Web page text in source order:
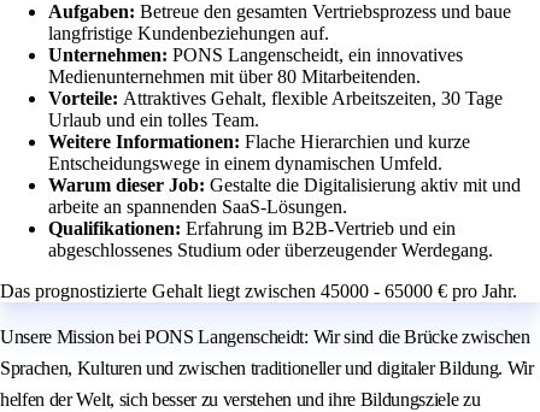
Aufgaben: Betreue den gesamten Vertriebsprozess und baue
langfristige Kundenbeziehungen auf.
Unternehmen: PONS Langenscheidt, ein innovatives
Medienunternehmen mit über 80 Mitarbeitenden.
Vorteile: Attraktives Gehalt, flexible Arbeitszeiten, 30 Tage
Urlaub und ein tolles Team.
Weitere Informationen: Flache Hierarchien und kurze
Entscheidungswege in einem dynamischen Umfeld.
Warum dieser Job: Gestalte die Digitalisierung aktiv mit und
arbeite an spannenden SaaS-Lösungen.
Qualifikationen: Erfahrung im B2B-Vertrieb und ein
abgeschlossenes Studium oder überzeugender Werdegang.
Das prognostizierte Gehalt liegt zwischen 45000 - 65000 € pro Jahr.
Unsere Mission bei PONS Langenscheidt: Wir sind die Brücke zwischen
Sprachen, Kulturen und zwischen traditioneller und digitaler Bildung. Wir
helfen der Welt, sich besser zu verstehen und ihre Bildungsziele zu